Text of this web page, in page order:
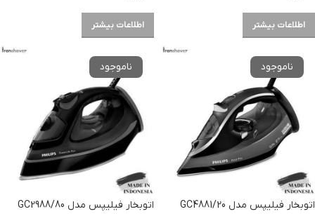
اطلاعات بیشتر اطلاعات بیشتر
اتوبخار فیلیپس مدل GC4881/20 اتوبخار فیلیپس مدل GC2988/80